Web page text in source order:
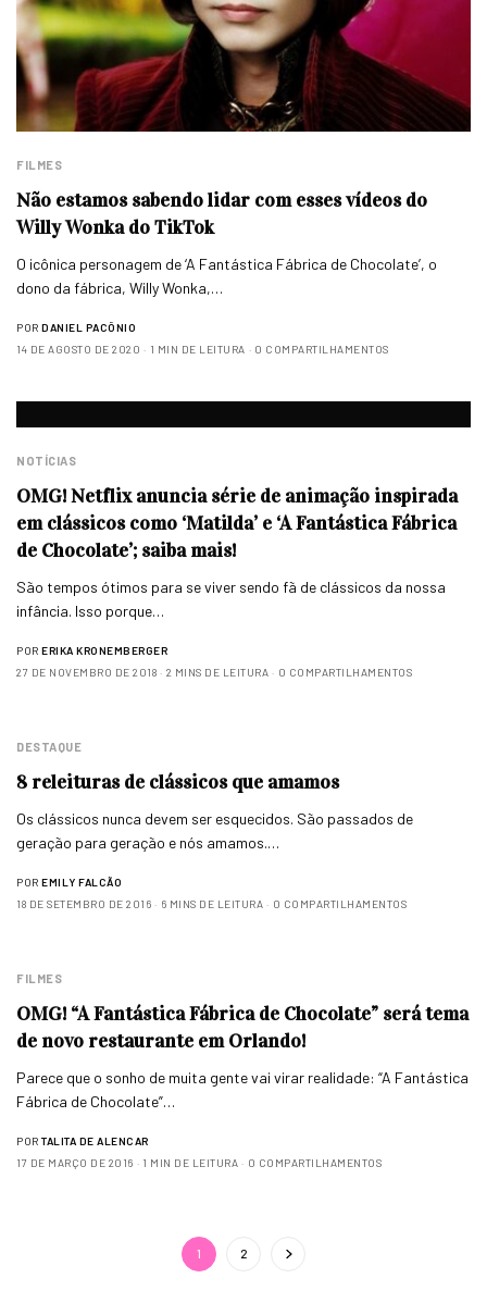
FILMES
Não estamos sabendo lidar com esses vídeos do
Willy Wonka do TikTok
O icônica personagem de ‘A Fantástica Fábrica de Chocolate’, o
dono da fábrica, Willy Wonka,…
POR DANIEL PACÔNIO
14 DE AGOSTO DE 2020
1 MIN DE LEITURA 0 COMPARTILHAMENTOS
NOTÍCIAS
OMG! Netflix anuncia série de animação inspirada
em clássicos como ‘Matilda’ e ‘A Fantástica Fábrica
de Chocolate’; saiba mais!
São tempos ótimos para se viver sendo fã de clássicos da nossa
infância. Isso porque…
POR ERIKA KRONEMBERGER
27 DE NOVEMBRO DE 2018
2 MINS DE LEITURA 0 COMPARTILHAMENTOS
DESTAQUE
8 releituras de clássicos que amamos
Os clássicos nunca devem ser esquecidos. São passados de
geração para geração e nós amamos.…
POR EMILY FALCÃO
18 DE SETEMBRO DE 2016
6 MINS DE LEITURA 0 COMPARTILHAMENTOS
FILMES
OMG! “A Fantástica Fábrica de Chocolate” será tema
de novo restaurante em Orlando!
Parece que o sonho de muita gente vai virar realidade: “A Fantástica
Fábrica de Chocolate”…
POR TALITA DE ALENCAR
17 DE MARÇO DE 2016
1 MIN DE LEITURA 0 COMPARTILHAMENTOS
1 2